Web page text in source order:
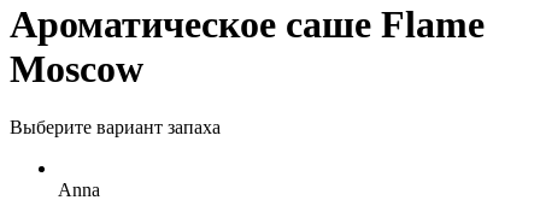
Ароматическое саше Flame
Moscow
Выберите вариант запаха
Anna